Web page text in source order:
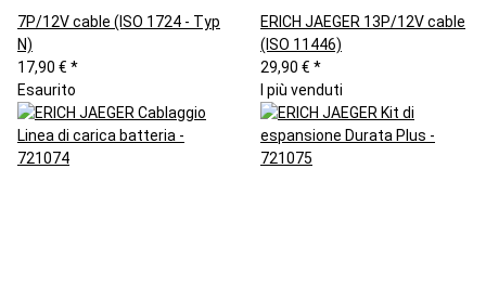
7P/12V cable (ISO 1724 - Typ
N)
17,90 € *
ERICH JAEGER 13P/12V cable
(ISO 11446)
29,90 € *
Esaurito
I più venduti